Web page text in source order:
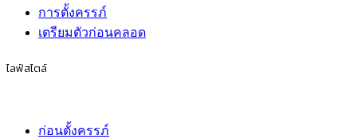
การตั้งครรภ์
เตรียมตัวก่อนคลอด
ไลฟ์สไตล์
ก่อนตั้งครรภ์